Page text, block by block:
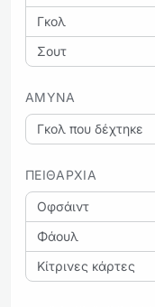
Γκολ
Σουτ
ΆΜΥΝΑ
Γκολ που δέχτηκε
ΠΕΙΘΑΡΧΊΑ
Οφσάιντ
Φάουλ
Κίτρινες κάρτες